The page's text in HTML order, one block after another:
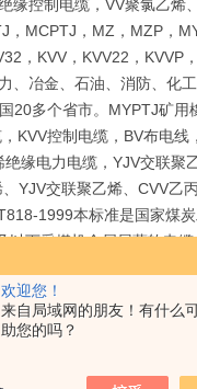
欢迎您！
来自局域网的朋友！有什么
助您的吗？
缘控制电缆，VV聚氯乙
，MCPTJ，MZ，MZP，
，KVV，KVV22，KVVP
、冶金、石油、消防、化
20多个省市。MYPTJ矿
KVV控制电缆，BV布电
缘电力电缆，YJV交联
YJV交联聚乙烯、CVV
1999本标准是国家煤
以下采煤机金属屏蔽软电
动轻型软电缆等多种型号
高压橡套软电缆用途：
以下家用电器、电动工
电缆适用于低压变压器下
用的连接介质，西部开发